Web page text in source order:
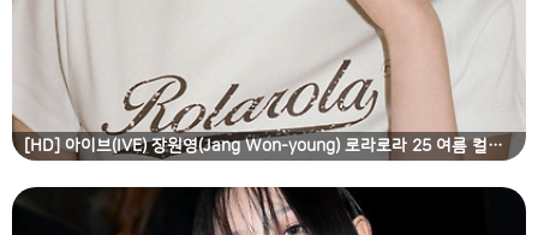
[HD] 아이브(IVE) 장원영(Jang Won-young) 로라로라 25 여름 컬렉션 고화질 화보